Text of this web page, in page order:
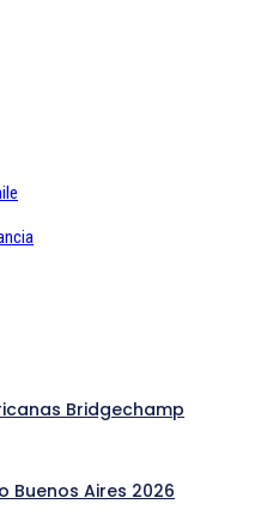
Bridgechamp
Buenos Aires 2026